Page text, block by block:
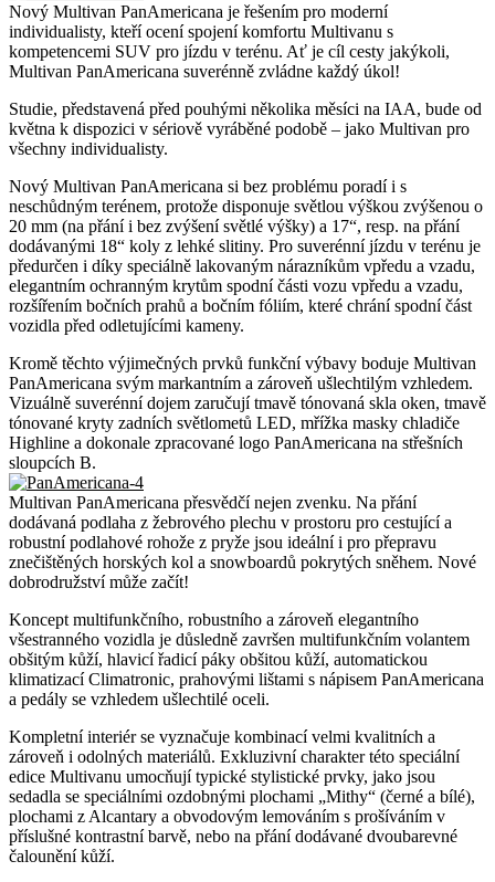
Nový Multivan PanAmericana je řešením pro moderní
individualisty, kteří ocení spojení komfortu Multivanu s
kompetencemi SUV pro jízdu v terénu. Ať je cíl cesty jakýkoli,
Multivan PanAmericana suverénně zvládne každý úkol!
Studie, představená před pouhými několika měsíci na IAA, bude od
května k dispozici v sériově vyráběné podobě – jako Multivan pro
všechny individualisty.
Nový Multivan PanAmericana si bez problému poradí i s
neschůdným terénem, protože disponuje světlou výškou zvýšenou o
20 mm (na přání i bez zvýšení světlé výšky) a 17“, resp. na přání
dodávanými 18“ koly z lehké slitiny. Pro suverénní jízdu v terénu je
předurčen i díky speciálně lakovaným nárazníkům vpředu a vzadu,
elegantním ochranným krytům spodní části vozu vpředu a vzadu,
rozšířením bočních prahů a bočním fóliím, které chrání spodní část
vozidla před odletujícími kameny.
Kromě těchto výjimečných prvků funkční výbavy boduje Multivan
PanAmericana svým markantním a zároveň ušlechtilým vzhledem.
Vizuálně suverénní dojem zaručují tmavě tónovaná skla oken, tmavě
tónované kryty zadních světlometů LED, mřížka masky chladiče
Highline a dokonale zpracované logo PanAmericana na střešních
sloupcích B.
Multivan PanAmericana přesvědčí nejen zvenku. Na přání
dodávaná podlaha z žebrového plechu v prostoru pro cestující a
robustní podlahové rohože z pryže jsou ideální i pro přepravu
znečištěných horských kol a snowboardů pokrytých sněhem. Nové
dobrodružství může začít!
Koncept multifunkčního, robustního a zároveň elegantního
všestranného vozidla je důsledně završen multifunkčním volantem
obšitým kůží, hlavicí řadicí páky obšitou kůží, automatickou
klimatizací Climatronic, prahovými lištami s nápisem PanAmericana
a pedály se vzhledem ušlechtilé oceli.
Kompletní interiér se vyznačuje kombinací velmi kvalitních a
zároveň i odolných materiálů. Exkluzivní charakter této speciální
edice Multivanu umocňují typické stylistické prvky, jako jsou
sedadla se speciálními ozdobnými plochami „Mithy“ (černé a bílé),
plochami z Alcantary a obvodovým lemováním s prošíváním v
příslušné kontrastní barvě, nebo na přání dodávané dvoubarevné
čalounění kůží.